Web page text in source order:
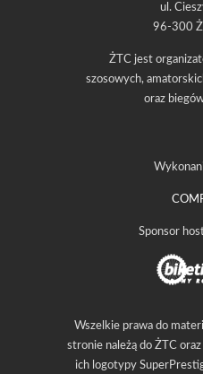
ul.
96-300
ŻTC jest
szosowych,
oraz
Sponsor
Wszelkie prawa do
stronie należą do ŻTC
ich logotypy